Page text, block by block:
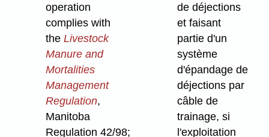
operation
complies with
theLivestock
Manure and
Mortalities
Management
Regulation,
Manitoba
Regulation 42/98;
de déjections
et faisant
partie d'un
système
d'épandage de
déjections par
câble de
trainage, si
l'exploitation